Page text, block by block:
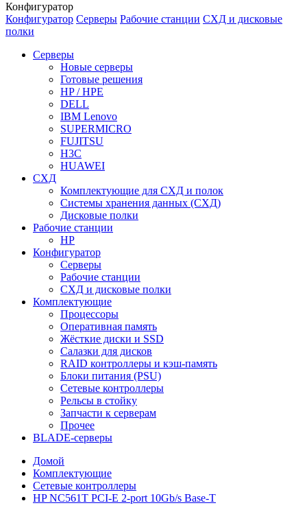
Конфигуратор
Конфигуратор Серверы Рабочие станции СХД и дисковые
полки
Серверы
Новые серверы
Готовые решения
HP / HPE
DELL
IBM Lenovo
SUPERMICRO
FUJITSU
H3C
HUAWEI
СХД
Комплектующие для СХД и полок
Системы хранения данных (СХД)
Дисковые полки
Рабочие станции
HP
Конфигуратор
Серверы
Рабочие станции
СХД и дисковые полки
Комплектующие
Процессоры
Оперативная память
Жёсткие диски и SSD
Салазки для дисков
RAID контроллеры и кэш-память
Блоки питания (PSU)
Сетевые контроллеры
Рельсы в стойку
Запчасти к серверам
Прочее
BLADE-серверы
Домой
Комплектующие
Сетевые контроллеры
HP NC561T PCI-E 2-port 10Gb/s Base-T